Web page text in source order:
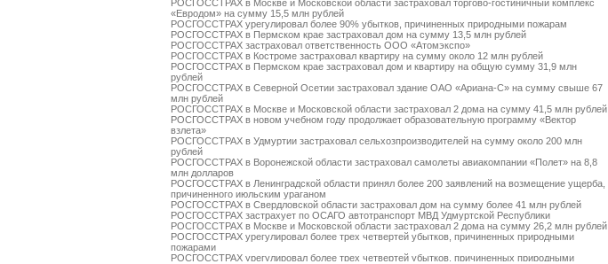
РОСГОССТРАХ в Москве и Московской области застраховал торгово-гостиничный комплекс
«Евродом» на сумму 15,5 млн рублей
РОСГОССТРАХ урегулировал более 90% убытков, причиненных природными пожарам
РОСГОССТРАХ в Пермском крае застраховал дом на сумму 13,5 млн рублей
РОСГОССТРАХ застраховал ответственность ООО «Атомэкспо»
РОСГОССТРАХ в Костроме застраховал квартиру на сумму около 12 млн рублей
РОСГОССТРАХ в Пермском крае застраховал дом и квартиру на общую сумму 31,9 млн
рублей
РОСГОССТРАХ в Северной Осетии застраховал здание ОАО «Ариана-С» на сумму свыше 67
млн рублей
РОСГОССТРАХ в Москве и Московской области застраховал 2 дома на сумму 41,5 млн рублей
РОСГОССТРАХ в новом учебном году продолжает образовательную программу «Вектор
взлета»
РОСГОССТРАХ в Удмуртии застраховал сельхозпроизводителей на сумму около 200 млн
рублей
РОСГОССТРАХ в Воронежской области застраховал самолеты авиакомпании «Полет» на 8,8
млн долларов
РОСГОССТРАХ в Ленинградской области принял более 200 заявлений на возмещение ущерба,
причиненного июльским ураганом
РОСГОССТРАХ в Свердловской области застраховал дом на сумму более 41 млн рублей
РОСГОССТРАХ застрахует по ОСАГО автотранспорт МВД Удмуртской Республики
РОСГОССТРАХ в Москве и Московской области застраховал 2 дома на сумму 26,2 млн рублей
РОСГОССТРАХ урегулировал более трех четвертей убытков, причиненных природными
пожарами
РОСГОССТРАХ урегулировал более трех четвертей убытков, причиненных природными